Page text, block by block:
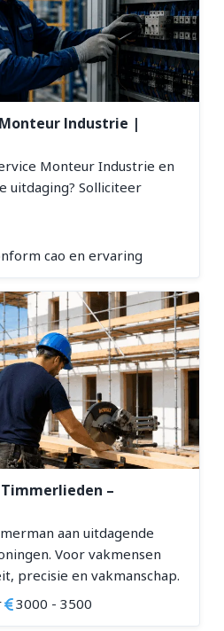
Industrie |
Monteur Industrie en
uitdaging? Solliciteer
cao en ervaring
–
aan uitdagende
Voor vakmensen
precisie en vakmanschap.
3000 - 3500